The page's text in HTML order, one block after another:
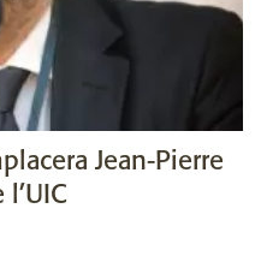
Jean-Pierre